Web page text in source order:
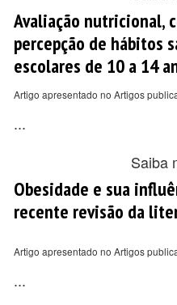
Avaliação nutricional,
percepção de hábitos
escolares de 10 a 14
Artigo apresentado no Artigos
...
Saiba
Obesidade e sua
recente revisão da
Artigo apresentado no Artigos
...